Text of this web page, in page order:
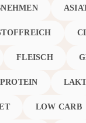
FLEISCH
LOW CARB